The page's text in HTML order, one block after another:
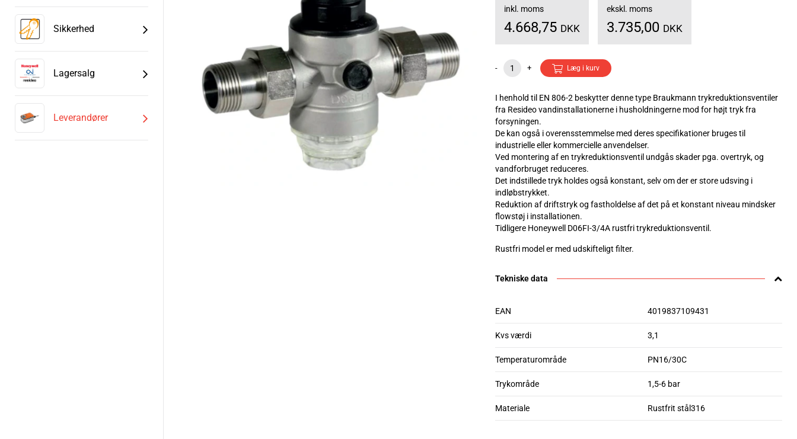
Sikkerhed
Lagersalg
Leverandører
inkl. moms
4.668,75 DKK
ekskl. moms
3.735,00 DKK
- + Læg i kurv
I henhold til EN 806-2 beskytter denne type Braukmann trykreduktionsventiler
fra Resideo vandinstallationerne i husholdningerne mod for højt tryk fra
forsyningen.
De kan også i overensstemmelse med deres specifikationer bruges til
industrielle eller kommercielle anvendelser.
Ved montering af en trykreduktionsventil undgås skader pga. overtryk, og
vandforbruget reduceres.
Det indstillede tryk holdes også konstant, selv om der er store udsving i
indløbstrykket.
Reduktion af driftstryk og fastholdelse af det på et konstant niveau mindsker
flowstøj i installationen.
Tidligere Honeywell D06FI-3/4A rustfri trykreduktionsventil.
Rustfri model er med udskifteligt filter.
Tekniske data
EAN 4019837109431
Kvs værdi 3,1
Temperaturområde PN16/30C
Trykområde 1,5-6 bar
Materiale Rustfrit stål316